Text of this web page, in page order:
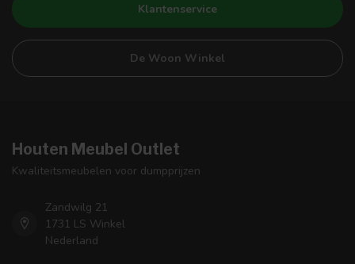
Klantenservice
De Woon Winkel
Houten Meubel Outlet
Kwaliteitsmeubelen voor dumpprijzen
Zandwilg 21
1731 LS Winkel
Nederland